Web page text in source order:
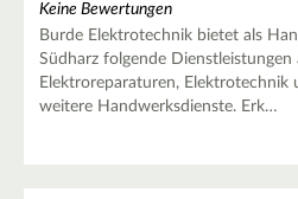
Keine Bewertungen
Burde Elektrotechnik bietet als
Südharz folgende
Elektroreparaturen, Elektrotechnik
weitere Handwerksdienste. Erk…